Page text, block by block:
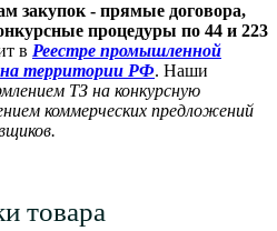
закупок - прямые договора,
процедуры по 44 и 223
в Реестре промышленной
на территории РФ. Наши
ТЗ на конкурсную
коммерческих предложений
товара